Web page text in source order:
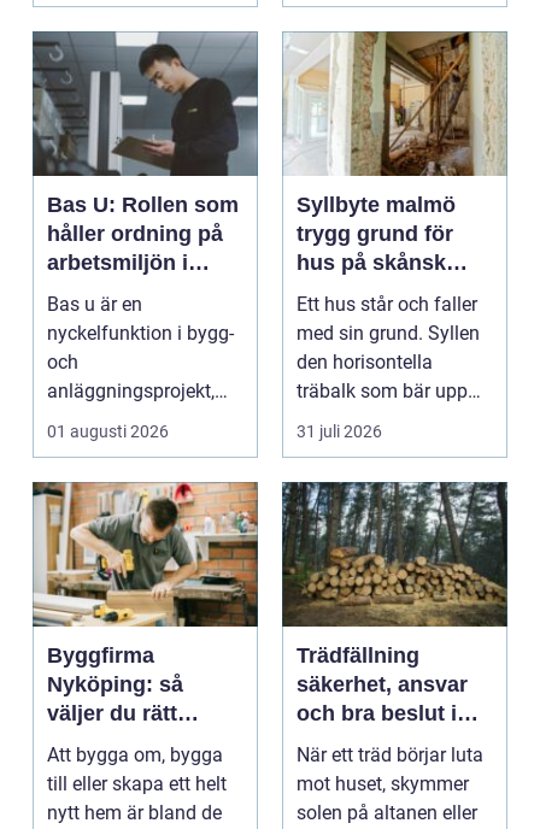
Bas U: Rollen som
håller ordning på
arbetsmiljön i
byggprojekt
Bas u är en
nyckelfunktion i bygg-
och
anläggningsprojekt,
med ansvar för att
01 augusti 2026
Syllbyte malmö
trygg grund för
hus på skånsk
mark
Ett hus står och faller
med sin grund. Syllen
den horisontella
träbalk som bär upp
väggarna mot pla...
31 juli 2026
Byggfirma
Nyköping: så
väljer du rätt
partner för ditt
projekt
Att bygga om, bygga
till eller skapa ett helt
nytt hem är bland de
Trädfällning
säkerhet, ansvar
och bra beslut i
trädgården
När ett träd börjar luta
mot huset, skymmer
solen på altanen eller